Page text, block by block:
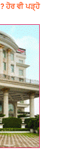
ਹੋਰ ਵੀ ਪੜ੍ਹੋ